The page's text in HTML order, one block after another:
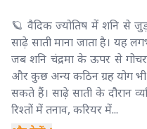
🪐 वैदिक ज्योतिष में शनि से
साढ़े साती माना जाता है। यह
जब शनि चंद्रमा के ऊपर से
और कुछ अन्य कठिन ग्रह योग भी
सकते हैं। साढ़े साती के दौरान
रिश्तों में तनाव, करियर में...